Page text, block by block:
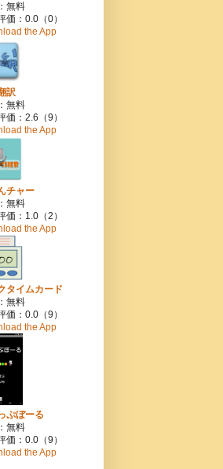
無料
価：0.0（0）
the App
訳
無料
価：2.6（9）
the App
チャー
無料
価：1.0（2）
the App
タイムカード
無料
価：0.0（9）
the App
ぷぼーる
無料
価：0.0（9）
the App